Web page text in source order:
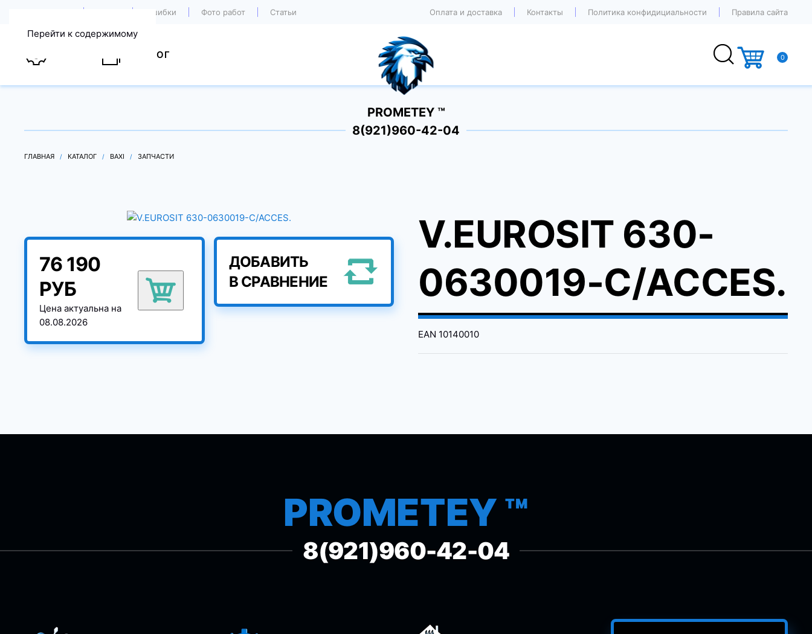
Перейти к содержимому
Ошибки Фото работ Статьи Оплата и доставка Контакты Политика конфидициальности Правила сайта
КАТАЛОГ 0
PROMETEY ™
8(921)960-42-04
ГЛАВНАЯ КАТАЛОГ BAXI ЗАПЧАСТИ
76 190
РУБ
Цена актуальна на
08.08.2026
ДОБАВИТЬ
В СРАВНЕНИЕ
V.EUROSIT 630-
0630019-C/ACCES.
EAN 10140010
PROMETEY ™
8(921)960-42-04